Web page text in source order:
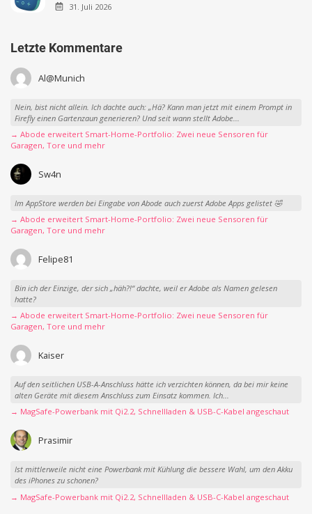
31. Juli 2026
Letzte Kommentare
Al@Munich
Nein, bist nicht allein. Ich dachte auch: „Hä? Kann man jetzt mit einem Prompt in
Firefly einen Gartenzaun generieren? Und seit wann stellt Adobe...
→ Abode erweitert Smart-Home-Portfolio: Zwei neue Sensoren für
Garagen, Tore und mehr
Sw4n
Im AppStore werden bei Eingabe von Abode auch zuerst Adobe Apps gelistet 🤣
→ Abode erweitert Smart-Home-Portfolio: Zwei neue Sensoren für
Garagen, Tore und mehr
Felipe81
Bin ich der Einzige, der sich „häh?!“ dachte, weil er Adobe als Namen gelesen
hatte?
→ Abode erweitert Smart-Home-Portfolio: Zwei neue Sensoren für
Garagen, Tore und mehr
Kaiser
Auf den seitlichen USB-A-Anschluss hätte ich verzichten können, da bei mir keine
alten Geräte mit diesem Anschluss zum Einsatz kommen. Ich...
→ MagSafe-Powerbank mit Qi2.2, Schnellladen & USB-C-Kabel angeschaut
Prasimir
Ist mittlerweile nicht eine Powerbank mit Kühlung die bessere Wahl, um den Akku
des iPhones zu schonen?
→ MagSafe-Powerbank mit Qi2.2, Schnellladen & USB-C-Kabel angeschaut